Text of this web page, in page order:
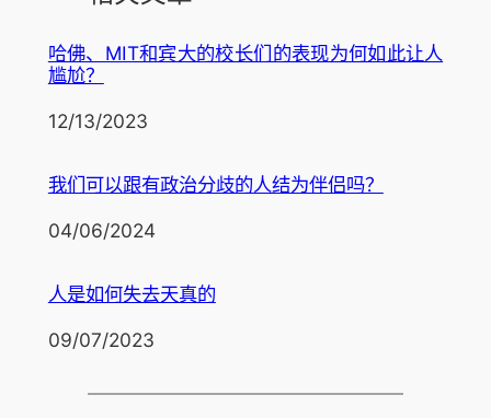
哈佛、MIT和宾大的校长们的表现为何如此让人
尴尬？
日期
12/13/2023
我们可以跟有政治分歧的人结为伴侣吗？
日期
04/06/2024
人是如何失去天真的
日期
09/07/2023